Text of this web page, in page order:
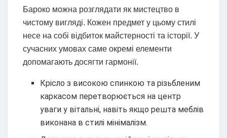
Бароко можна розглядати як мистецтво в
чистому вигляді. Кожен предмет у цьому стилі
несе на собі відбиток майстерності та історії. У
сучасних умовах саме окремі елементи
допомагають досягти гармонії.
Крісло з високою спинкою та різьбленим
каркасом перетворюється на центр
уваги у вітальні, навіть якщо решта меблів
виконана в стилі мінімалізм.